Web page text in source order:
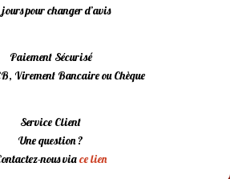
jours pour changer d’avis
Paiement Sécurisé
Virement Bancaire ou Chèque
Service Client
Une question ?
nous viace lien